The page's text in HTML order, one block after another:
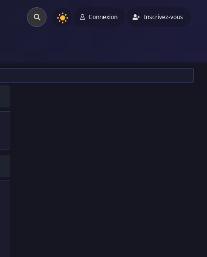
Connexion Inscrivez-vous